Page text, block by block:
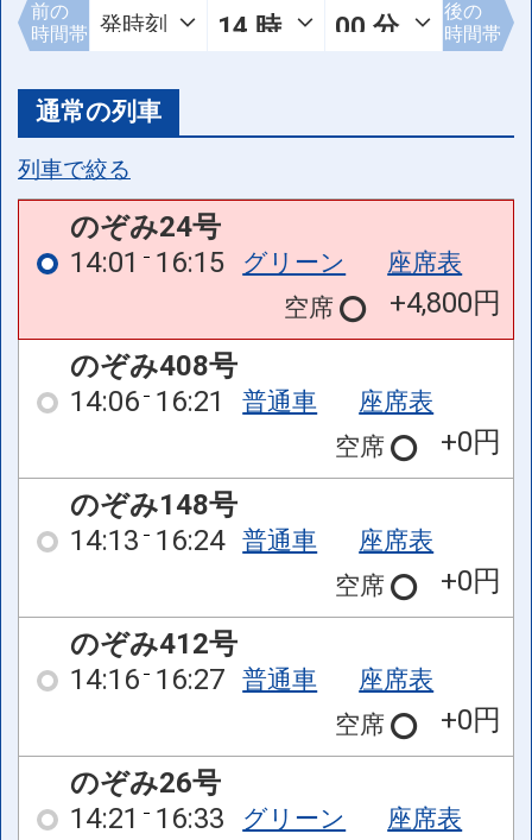
前の
時間帯
後の
時間帯
通常の列車
列車で絞る
のぞみ24号
14:01
16:15 グリーン
座席表
空席
+4,800円
のぞみ408号
14:06 16:21 普通車
座席表
空席
+0円
のぞみ148号
14:13 16:24 普通車
座席表
空席
+0円
のぞみ412号
14:16 16:27 普通車
座席表
空席
+0円
のぞみ26号
14:21
16:33 グリーン
座席表